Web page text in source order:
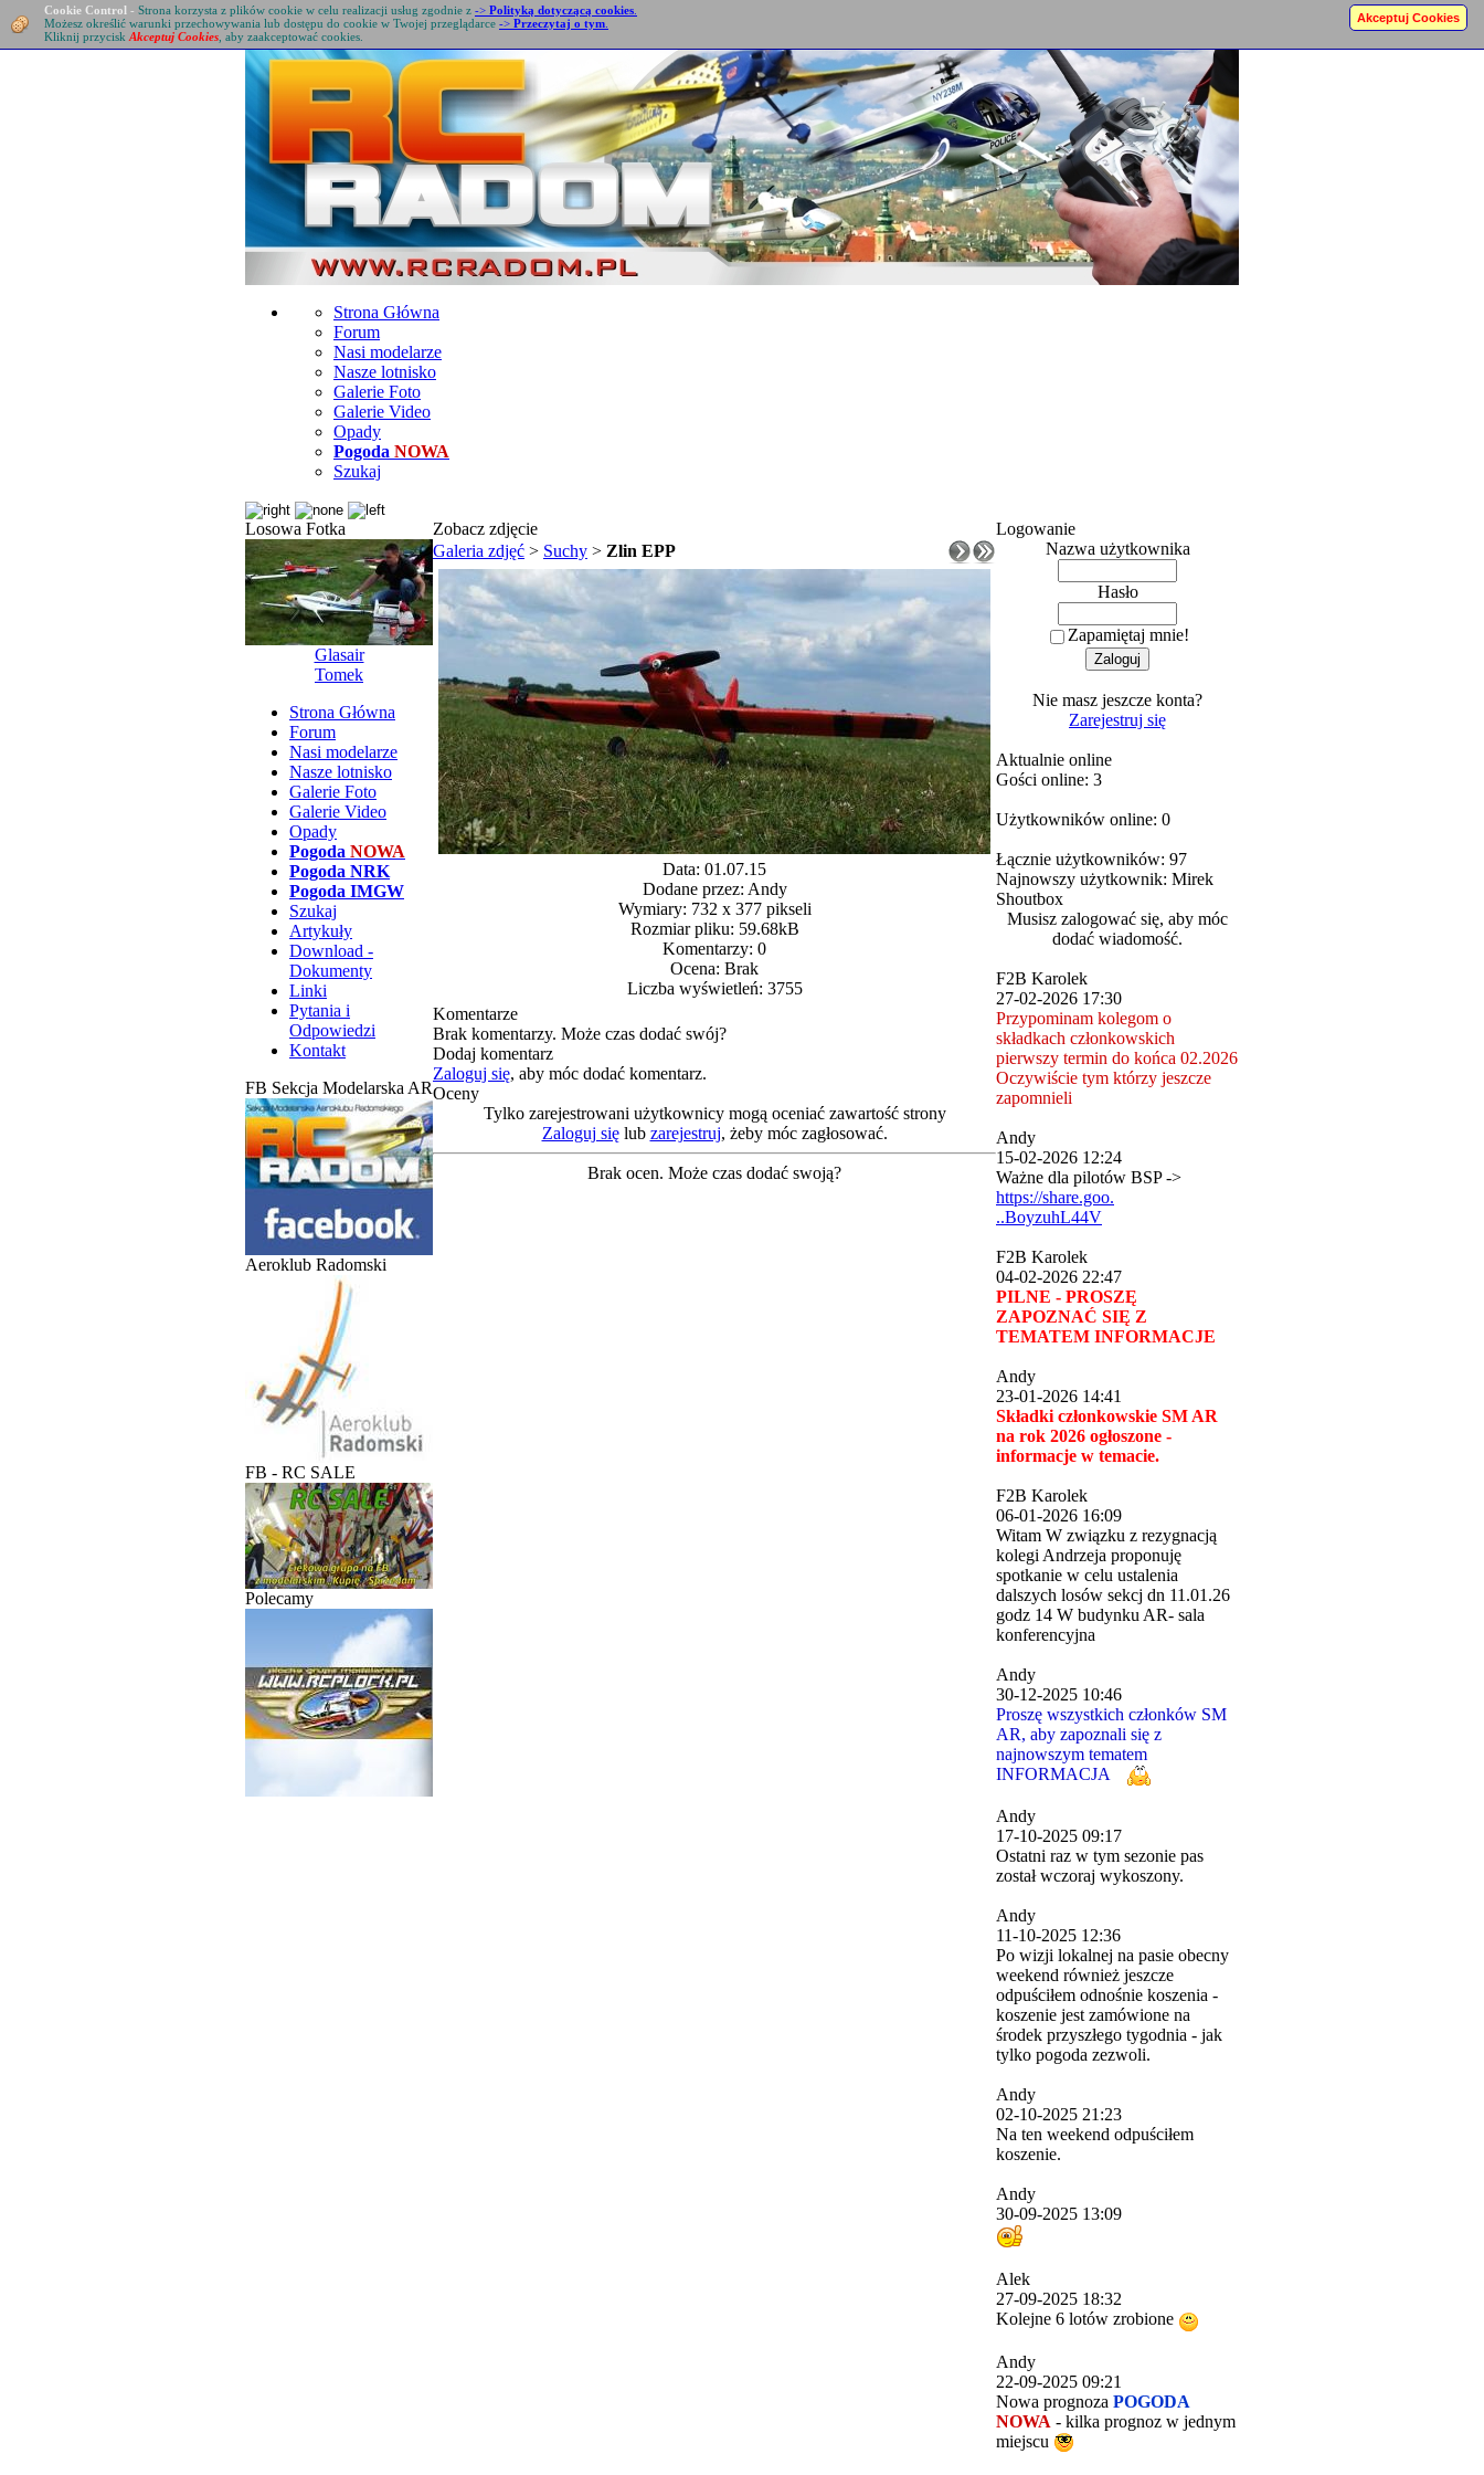
Strona Główna
Forum
Nasi modelarze
Nasze lotnisko
Galerie Foto
Galerie Video
Opady
Pogoda NOWA
Szukaj
Losowa Fotka
Glasair
Tomek
Strona Główna
Forum
Nasi modelarze
Nasze lotnisko
Galerie Foto
Galerie Video
Opady
Pogoda NOWA
Pogoda NRK
Pogoda IMGW
Szukaj
Artykuły
Download -
Dokumenty
Linki
Pytania i
Odpowiedzi
Kontakt
FB Sekcja Modelarska AR
Aeroklub Radomski
FB - RC SALE
Polecamy
Cookie Control - Strona korzysta z plików cookie w celu realizacji usług zgodnie z -> Polityką dotyczącą cookies
Możesz określić warunki przechowywania lub dostępu do cookie w Twojej przeglądarce -> Przeczytaj o tym
Kliknij przycisk Akceptuj Cookies , aby zaakceptować cookies.
Zobacz zdjęcie
Galeria zdjęć > Suchy > Zlin EPP
Data: 01.07.15
Dodane przez: Andy
Wymiary: 732 x 377 pikseli
Rozmiar pliku: 59.68kB
Komentarzy: 0
Ocena: Brak
Liczba wyświetleń: 3755
Komentarze
Brak komentarzy. Może czas dodać swój?
Dodaj komentarz
Zaloguj się, aby móc dodać komentarz.
Oceny
Tylko zarejestrowani użytkownicy mogą oceniać zawartość strony
Zaloguj sięlub zarejestruj, żeby móc zagłosować.
Brak ocen. Może czas dodać swoją?
Logowanie
Nazwa użytkownika
Hasło
Zapamiętaj mnie!
Nie masz jeszcze konta?
Zarejestruj się
Aktualnie online
Gości online: 3
Użytkowników online: 0
Łącznie użytkowników: 97
Najnowszy użytkownik: Mirek
Shoutbox
Musisz zalogować się, aby móc
dodać wiadomość.
F2B Karolek
27-02-2026 17:30
Przypominam kolegom o
składkach członkowskich
pierwszy termin do końca 02.2026
Oczywiście tym którzy jeszcze
zapomnieli
Andy
15-02-2026 12:24
Ważne dla pilotów BSP ->
https://share.goo.
..BoyzuhL44V
F2B Karolek
04-02-2026 22:47
PILNE - PROSZĘ
ZAPOZNAĆ SIĘ Z
TEMATEM INFORMACJE
Andy
23-01-2026 14:41
Składki członkowskie SM AR
na rok 2026 ogłoszone -
informacje w temacie.
F2B Karolek
06-01-2026 16:09
Witam W związku z rezygnacją
kolegi Andrzeja proponuję
spotkanie w celu ustalenia
dalszych losów sekcj dn 11.01.26
godz 14 W budynku AR- sala
konferencyjna
Andy
30-12-2025 10:46
Proszę wszystkich członków SM
AR, aby zapoznali się z
najnowszym tematem
INFORMACJA
Andy
17-10-2025 09:17
Ostatni raz w tym sezonie pas
został wczoraj wykoszony.
Andy
11-10-2025 12:36
Po wizji lokalnej na pasie obecny
weekend również jeszcze
odpuściłem odnośnie koszenia -
koszenie jest zamówione na
środek przyszłego tygodnia - jak
tylko pogoda zezwoli.
Andy
02-10-2025 21:23
Na ten weekend odpuściłem
koszenie.
Andy
30-09-2025 13:09
Alek
27-09-2025 18:32
Kolejne 6 lotów zrobione
Andy
22-09-2025 09:21
Nowa prognoza POGODA
NOWA - kilka prognoz w jednym
miejscu